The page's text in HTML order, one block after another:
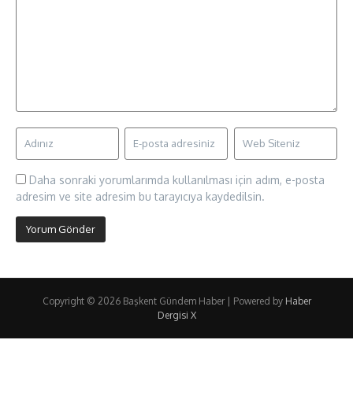
Daha sonraki yorumlarımda kullanılması için adım, e-posta
adresim ve site adresim bu tarayıcıya kaydedilsin.
Copyright © 2026 Başkent Gündem Haber | Powered by Haber
Dergisi X